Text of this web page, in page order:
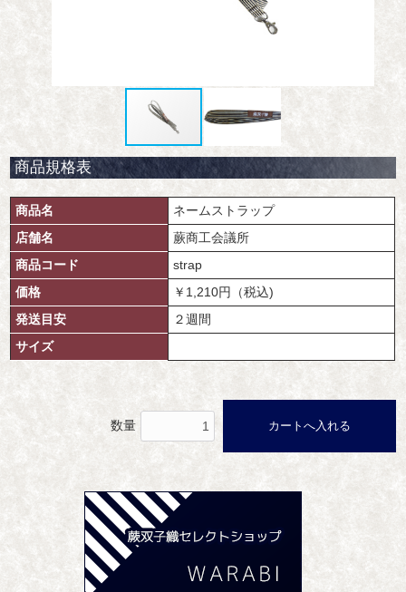
商品規格表
商品名
ネームストラップ
店舗名
蕨商工会議所
商品コード
strap
価格
￥1,210円（税込)
発送目安
２週間
サイズ
数量